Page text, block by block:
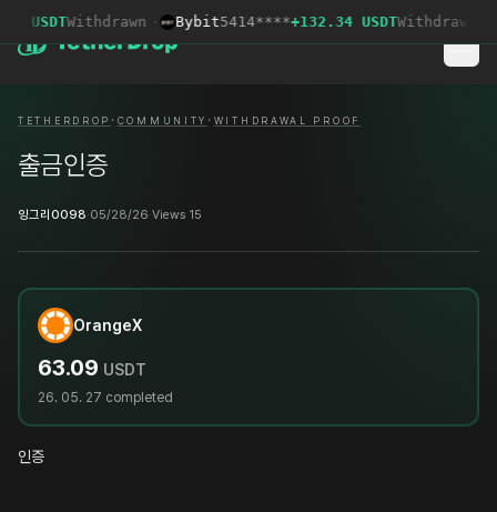
USDTWithdrawn · Bybit5414****+132.34 USDTWithdrawn
TETHERDROP · COMMUNITY · WITHDRAWAL PROOF
출금인증
잉그리0098·05/28/26·Views 15
OrangeX
63.09 USDT
26. 05. 27 completed
인증